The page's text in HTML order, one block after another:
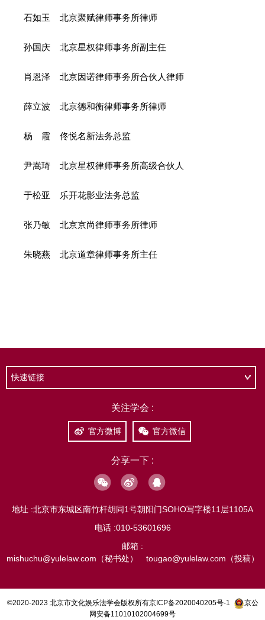
快速链接
关注学会 :
官方微博 官方微信
分享一下 :
地址 :北京市东城区南竹杆胡同1号朝阳门SOHO写字楼11层1105A
电话 :010-53601696
邮箱 :
mishuchu@yulelaw.com（秘书处） tougao@yulelaw.com（投稿）
©2020-2023 北京市文化娱乐法学会版权所有京ICP备2020040205号-1
京公
网安备11010102004699号